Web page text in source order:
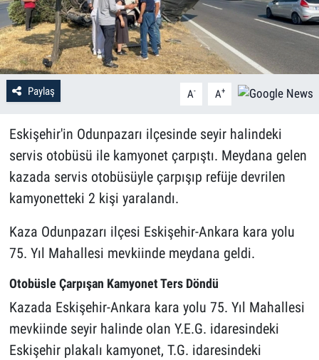
Paylaş A- A+
Eskişehir'in Odunpazarı ilçesinde seyir halindeki
servis otobüsü ile kamyonet çarpıştı. Meydana gelen
kazada servis otobüsüyle çarpışıp refüje devrilen
kamyonetteki 2 kişi yaralandı.
Kaza Odunpazarı ilçesi Eskişehir-Ankara kara yolu
75. Yıl Mahallesi mevkiinde meydana geldi.
Otobüsle Çarpışan Kamyonet Ters Döndü
Kazada Eskişehir-Ankara kara yolu 75. Yıl Mahallesi
mevkiinde seyir halinde olan Y.E.G. idaresindeki
Eskişehir plakalı kamyonet, T.G. idaresindeki